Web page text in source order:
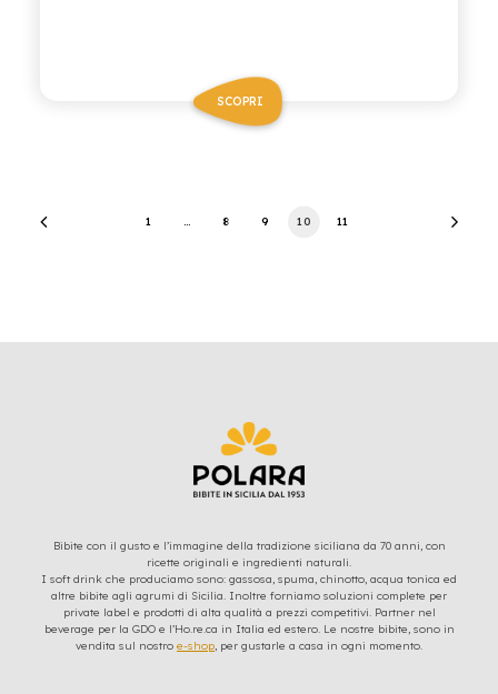
SCOPRI
1 8 9 10 11
Bibite con il gusto e l’immagine della tradizione siciliana da 70 anni, con
ricette originali e ingredienti naturali.
I soft drink che produciamo sono: gassosa, spuma, chinotto, acqua tonica ed
altre bibite agli agrumi di Sicilia. Inoltre forniamo soluzioni complete per
private label e prodotti di alta qualità a prezzi competitivi. Partner nel
beverage per la GDO e l’Ho.re.ca in Italia ed estero. Le nostre bibite, sono in
vendita sul nostro e-shop, per gustarle a casa in ogni momento.